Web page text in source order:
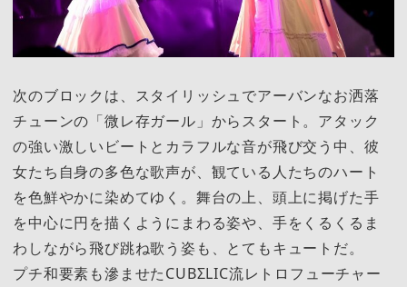
次のブロックは、スタイリッシュでアーバンなお洒落
チューンの「微レ存ガール」からスタート。アタック
の強い激しいビートとカラフルな音が飛び交う中、彼
女たち自身の多色な歌声が、観ている人たちのハート
を色鮮やかに染めてゆく。舞台の上、頭上に掲げた手
を中心に円を描くようにまわる姿や、手をくるくるま
わしながら飛び跳ね歌う姿も、とてもキュートだ。
プチ和要素も滲ませたCUBΣLIC流レトロフューチャー